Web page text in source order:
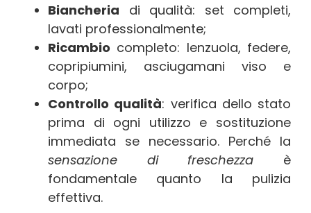
Biancheria di qualità: set completi,
lavati professionalmente;
Ricambio completo: lenzuola, federe,
copripiumini, asciugamani viso e
corpo;
Controllo qualità: verifica dello stato
prima di ogni utilizzo e sostituzione
immediata se necessario. Perché la
sensazione di freschezza è
fondamentale quanto la pulizia
effettiva.